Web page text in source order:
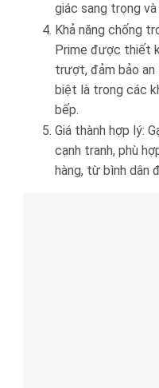
giác sang trọng và
Khả năng chống
Prime được thiết
trượt, đảm bảo an
biệt là trong các
bếp.
Giá thành hợp lý:
cạnh tranh, phù
hàng, từ bình dân